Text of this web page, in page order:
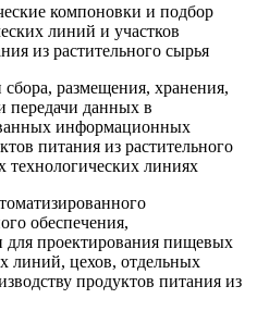
компоновки и подбор
линий и участков
из растительного сырья
размещения, хранения,
передачи данных в
информационных
питания из растительного
технологических линиях
обеспечения,
проектирования пищевых
линий, цехов, отдельных
продуктов питания из